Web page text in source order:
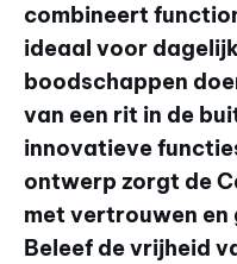
combineert
ideaal voor
boodschappen
van een rit in de
innovatieve
ontwerp zorgt de
met vertrouwen en
Beleef de vrijheid